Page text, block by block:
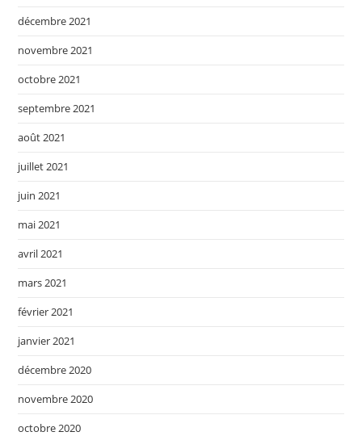
décembre 2021
novembre 2021
octobre 2021
septembre 2021
août 2021
juillet 2021
juin 2021
mai 2021
avril 2021
mars 2021
février 2021
janvier 2021
décembre 2020
novembre 2020
octobre 2020